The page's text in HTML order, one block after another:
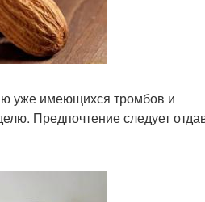
уже имеющихся тромбов и
Предпочтение следует